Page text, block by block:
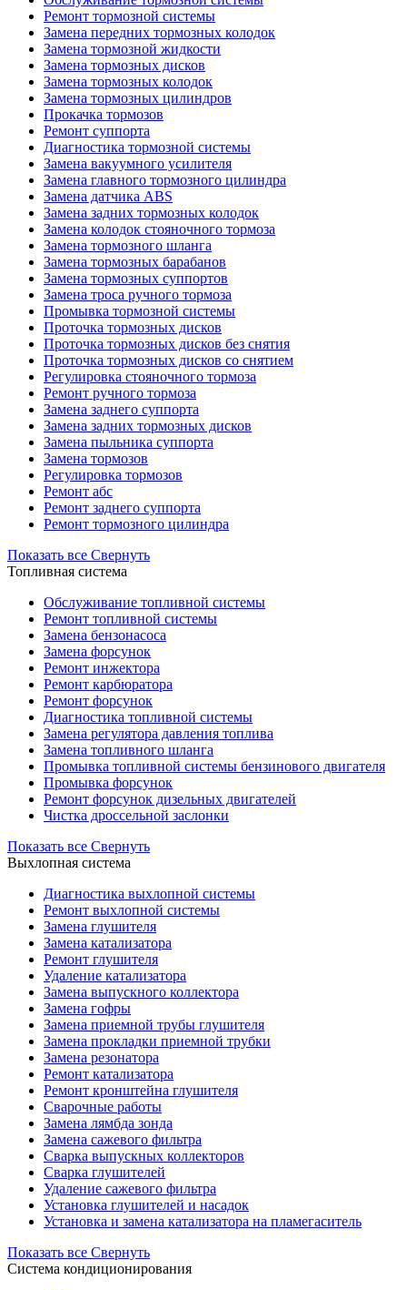
Ремонт тормозной системы
Замена передних тормозных колодок
Замена тормозной жидкости
Замена тормозных дисков
Замена тормозных колодок
Замена тормозных цилиндров
Прокачка тормозов
Ремонт суппорта
Диагностика тормозной системы
Замена вакуумного усилителя
Замена главного тормозного цилиндра
Замена датчика ABS
Замена задних тормозных колодок
Замена колодок стояночного тормоза
Замена тормозного шланга
Замена тормозных барабанов
Замена тормозных суппортов
Замена троса ручного тормоза
Промывка тормозной системы
Проточка тормозных дисков
Проточка тормозных дисков без снятия
Проточка тормозных дисков со снятием
Регулировка стояночного тормоза
Ремонт ручного тормоза
Замена заднего суппорта
Замена задних тормозных дисков
Замена пыльника суппорта
Замена тормозов
Регулировка тормозов
Ремонт абс
Ремонт заднего суппорта
Ремонт тормозного цилиндра
Показать все Свернуть
Топливная система
Обслуживание топливной системы
Ремонт топливной системы
Замена бензонасоса
Замена форсунок
Ремонт инжектора
Ремонт карбюратора
Ремонт форсунок
Диагностика топливной системы
Замена регулятора давления топлива
Замена топливного шланга
Промывка топливной системы бензинового двигателя
Промывка форсунок
Ремонт форсунок дизельных двигателей
Чистка дроссельной заслонки
Показать все Свернуть
Выхлопная система
Диагностика выхлопной системы
Ремонт выхлопной системы
Замена глушителя
Замена катализатора
Ремонт глушителя
Удаление катализатора
Замена выпускного коллектора
Замена гофры
Замена приемной трубы глушителя
Замена прокладки приемной трубки
Замена резонатора
Ремонт катализатора
Ремонт кронштейна глушителя
Сварочные работы
Замена лямбда зонда
Замена сажевого фильтра
Сварка выпускных коллекторов
Сварка глушителей
Удаление сажевого фильтра
Установка глушителей и насадок
Установка и замена катализатора на пламегаситель
Показать все Свернуть
Система кондиционирования